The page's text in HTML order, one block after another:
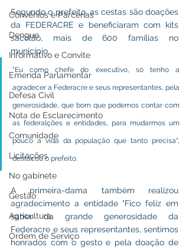
Convênios e Parcerias
Dengue
Informativo e Convite
Emenda Parlamentar
Defesa Civil
Nota de Esclarecimento
Comunidade
Licitações
No gabinete
Gestão
Agricultura
Ordem de Serviço
Segundo o prefeito, as cestas são doações
da FEDERACRE e beneficiaram com kits
sacolão, mais de 600 famílias no
município.
"Eu como chefe do executivo, só tenho a
agradecer a Federacre e seus representantes, pela
generosidade, que bom que podemos contar com
as federalções e entidades, para mudarmos um
pouco a vida da população que tanto precisa",
destacou o prefeito.
A primeira-dama também realizou
agradecimento a entidade "Fico feliz em
saber da grande generosidade da
Federacre e seus representantes, sentimos
honrados com o gesto e pela doação de